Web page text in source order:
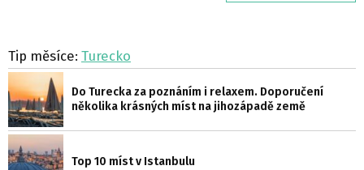
Tip měsíce: Turecko
Do Turecka za poznáním i relaxem. Doporučení
několika krásných míst na jihozápadě země
Top 10 míst v Istanbulu